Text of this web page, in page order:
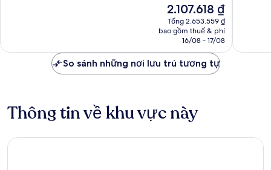
xét
Giá
hiện
tại
2.107.618 ₫
2.107.618 ₫
Tổng 2.653.559 ₫
bao gồm thuế & phí
16/08 - 17/08
xét
So sánh những nơi lưu trú tương tự
Thông tin về khu vực này